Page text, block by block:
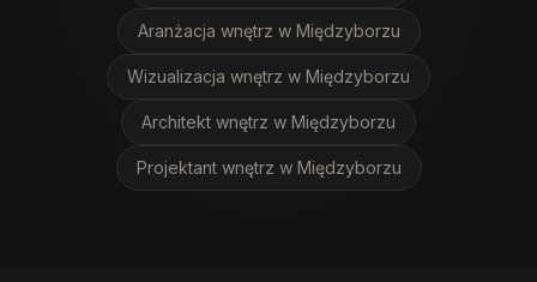
Aranżacja wnętrz w Międzyborzu
Wizualizacja wnętrz w Międzyborzu
Architekt wnętrz w Międzyborzu
Projektant wnętrz w Międzyborzu